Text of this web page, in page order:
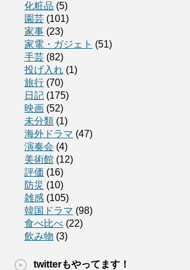
化粧品 (5)
園芸 (101)
家事 (23)
家電・ガジェト (51)
手芸 (82)
投げ入れ (1)
旅行 (70)
日記 (175)
映画 (52)
未分類 (1)
海外ドラマ (47)
演奏会 (4)
美術館 (12)
評価 (16)
防災 (10)
雑感 (105)
韓国ドラマ (98)
食べ比べ (22)
飲み物 (3)
twitterもやってます！